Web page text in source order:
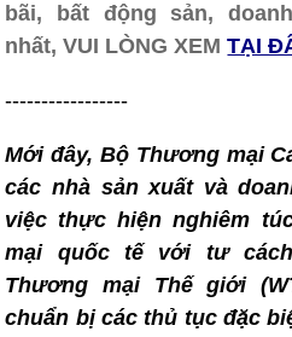
bãi, bất động sản,
nhất, VUI LÒNG XEM TẠI
-----------------
Mới đây, Bộ Thương mại
các nhà sản xuất và
việc thực hiện nghiêm
mại quốc tế với tư
Thương mại Thế giới
chuẩn bị các thủ tục đặc